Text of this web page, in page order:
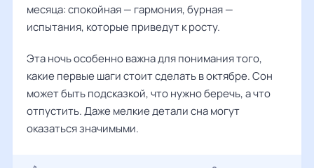
месяца: спокойная — гармония, бурная —
испытания, которые приведут к росту.
Эта ночь особенно важна для понимания того,
какие первые шаги стоит сделать в октябре. Сон
может быть подсказкой, что нужно беречь, а что
отпустить. Даже мелкие детали сна могут
оказаться значимыми.